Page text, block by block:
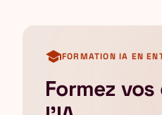
schoolFORMATION IA EN
Formez